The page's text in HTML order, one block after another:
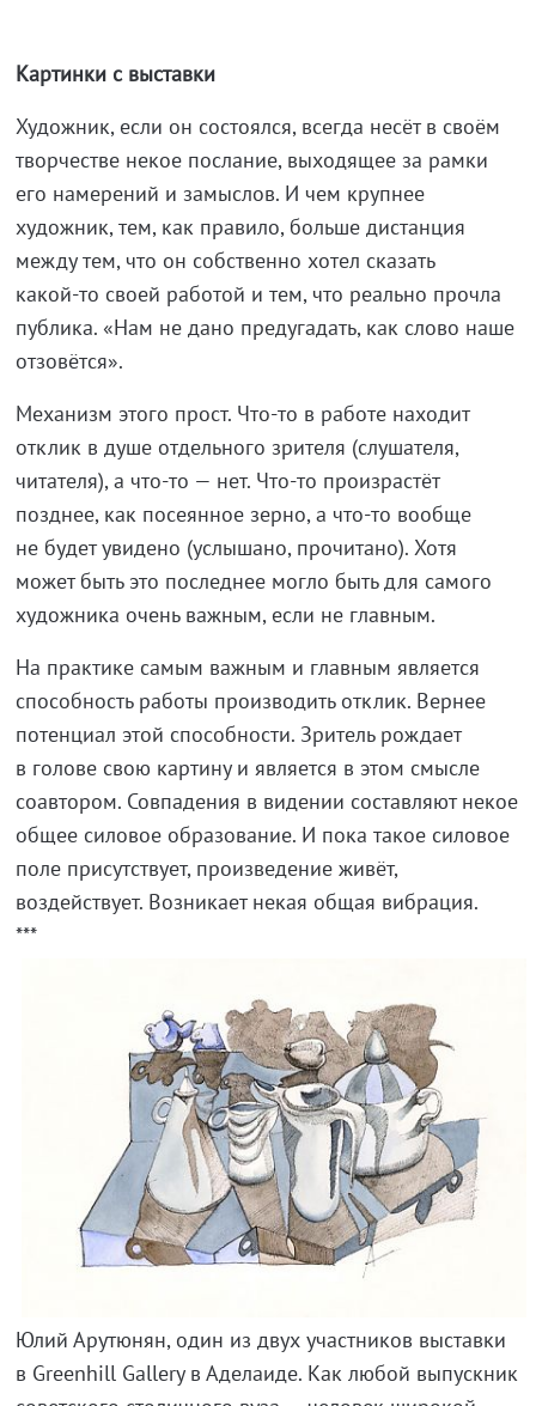
Картинки с выставки
Художник, если он состоялся, всегда несёт в своём
творчестве некое послание, выходящее за рамки
его намерений и замыслов. И чем крупнее
художник, тем, как правило, больше дистанция
между тем, что он собственно хотел сказать
какой-то своей работой и тем, что реально прочла
публика. «Нам не дано предугадать, как слово наше
отзовётся».
Механизм этого прост. Что-то в работе находит
отклик в душе отдельного зрителя (слушателя,
читателя), а что-то — нет. Что-то произрастёт
позднее, как посеянное зерно, а что-то вообще
не будет увидено (услышано, прочитано). Хотя
может быть это последнее могло быть для самого
художника очень важным, если не главным.
На практике самым важным и главным является
способность работы производить отклик. Вернее
потенциал этой способности. Зритель рождает
в голове свою картину и является в этом смысле
соавтором. Совпадения в видении составляют некое
общее силовое образование. И пока такое силовое
поле присутствует, произведение живёт,
воздействует. Возникает некая общая вибрация.
***
Юлий Арутюнян, один из двух участников выставки
в Greenhill Gallery в Аделаиде. Как любой выпускник